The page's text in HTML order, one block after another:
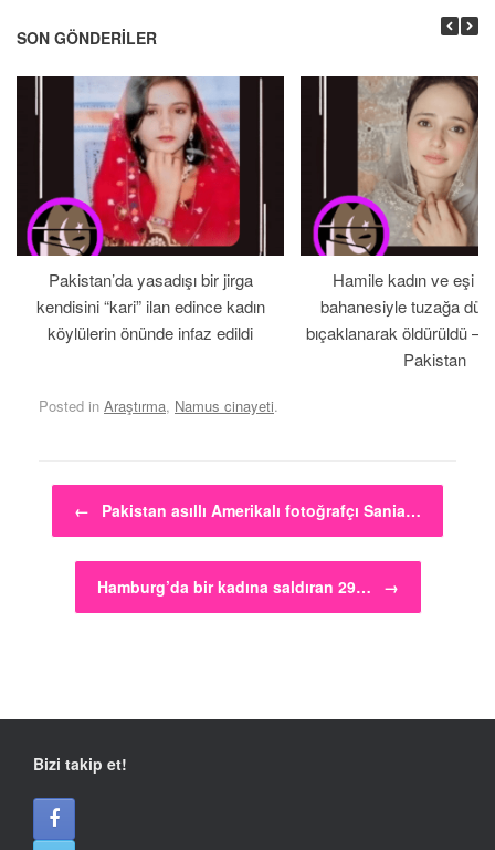
SON GÖNDERILER
Pakistan’da yasadışı bir jirga
kendisini “kari” ilan edince kadın
köylülerin önünde infaz edildi
Hamile kadın ve eşi
bahanesiyle tuzağa
bıçaklanarak öldürüldü –
Pakistan
Posted in Araştırma, Namus cinayeti.
Post navigation
← Pakistan asıllı Amerikalı fotoğrafçı Sania…
Hamburg’da bir kadına saldıran 29… →
Bizi takip et!